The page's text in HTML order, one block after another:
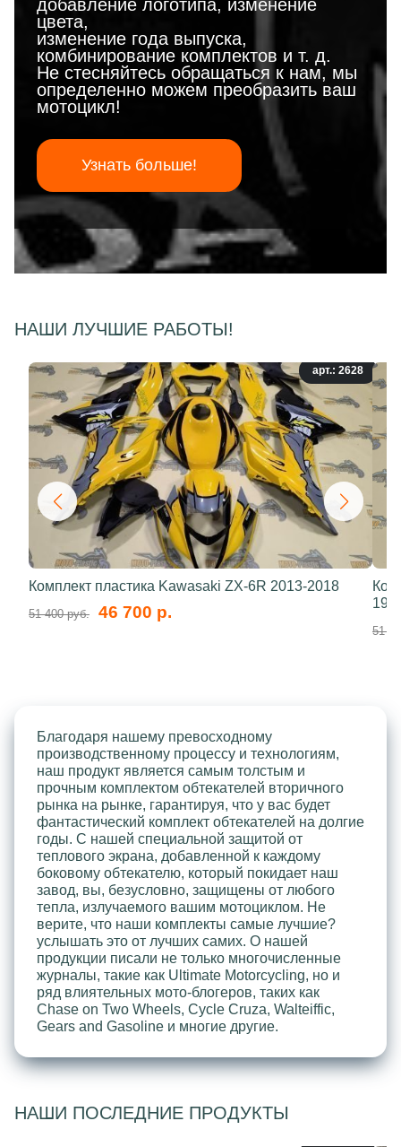
добавление логотипа, изменение
цвета,
изменение года выпуска,
комбинирование комплектов и т. д.
Не стесняйтесь обращаться к нам, мы
определенно можем преобразить ваш
мотоцикл!
Узнать больше!
НАШИ ЛУЧШИЕ РАБОТЫ!
арт.: 2628
Комплект пластика Kawasaki ZX-6R 2013-2018
51 400 руб. 46 700 р.
51
Благодаря нашему превосходному
производственному процессу и технологиям,
наш продукт является самым толстым и
прочным комплектом обтекателей вторичного
рынка на рынке, гарантируя, что у вас будет
фантастический комплект обтекателей на долгие
годы. С нашей специальной защитой от
теплового экрана, добавленной к каждому
боковому обтекателю, который покидает наш
завод, вы, безусловно, защищены от любого
тепла, излучаемого вашим мотоциклом. Не
верите, что наши комплекты самые лучшие?
услышать это от лучших самих. О нашей
продукции писали не только многочисленные
журналы, такие как Ultimate Motorcycling, но и
ряд влиятельных мото-блогеров, таких как
Chase on Two Wheels, Cycle Cruza, Walteiffic,
Gears and Gasoline и многие другие.
НАШИ ПОСЛЕДНИЕ ПРОДУКТЫ